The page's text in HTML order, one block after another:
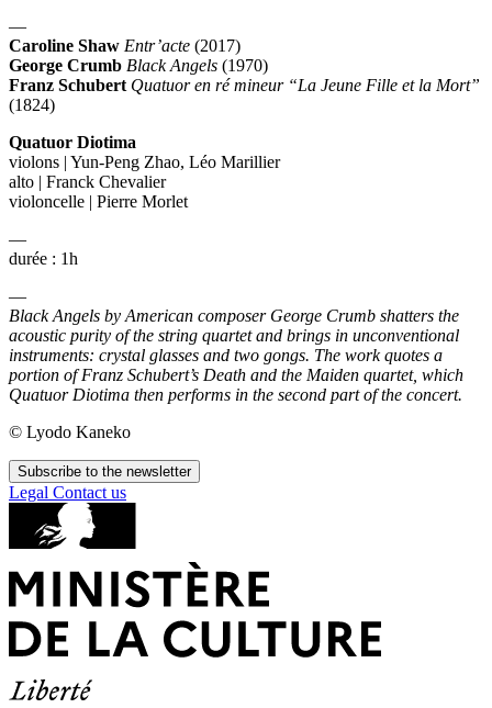
—
Caroline Shaw Entr’acte (2017)
George Crumb Black Angels (1970)
Franz Schubert Quatuor en ré mineur “La Jeune Fille et la Mort”
(1824)
Quatuor Diotima
violons | Yun-Peng Zhao, Léo Marillier
alto | Franck Chevalier
violoncelle | Pierre Morlet
—
durée : 1h
—
Black Angels by American composer George Crumb shatters the
acoustic purity of the string quartet and brings in unconventional
instruments: crystal glasses and two gongs. The work quotes a
portion of Franz Schubert’s Death and the Maiden quartet, which
Quatuor Diotima then performs in the second part of the concert.
© Lyodo Kaneko
Subscribe to the newsletter
Legal Contact us